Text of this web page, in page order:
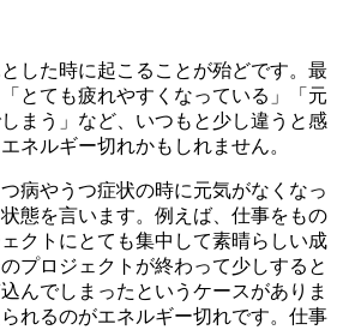
した時に起こることが殆どです。最
とても疲れやすくなっている」「元
まう」など、いつもと少し違うと感
ネルギー切れかもしれません。
病やうつ症状の時に元気がなくなっ
態を言います。例えば、仕事をもの
クトにとても集中して素晴らしい成
プロジェクトが終わって少しすると
んでしまったというケースがありま
れるのがエネルギー切れです。仕事